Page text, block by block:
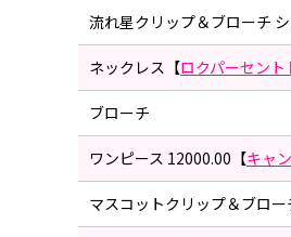
流れ星クリップ＆ブローチ
ネックレス【ロクパーセント
ブローチ
ワンピース 12000.00【キャ
マスコットクリップ＆ブロ